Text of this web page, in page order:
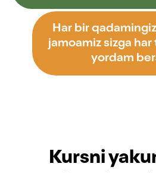
Har bir
jamoamiz sizga
yordam
Kursni